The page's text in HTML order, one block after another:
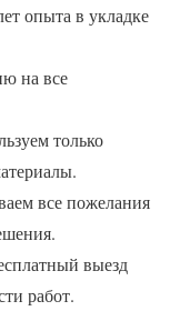
опыта в укладке
на все
только
все пожелания
выезд
работ.